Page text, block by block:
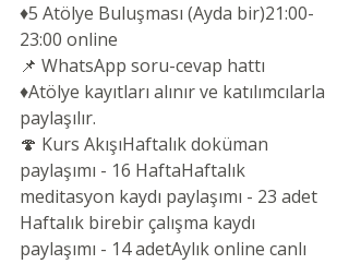
♦️5 Atölye Buluşması (Ayda bir)21:00-
23:00 online
📌 WhatsApp soru-cevap hattı
♦️Atölye kayıtları alınır ve katılımcılarla
paylaşılır.
🍄 Kurs AkışıHaftalık doküman
paylaşımı - 16 HaftaHaftalık
meditasyon kaydı paylaşımı - 23 adet
Haftalık birebir çalışma kaydı
paylaşımı - 14 adetAylık online canlı